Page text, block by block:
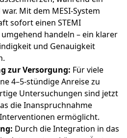
Mit dem MESI-System
sofort einen STEMI
handeln – ein klarer
und Genauigkeit
zur Versorgung: Für viele
4–5-stündige Anreise zu
Untersuchungen sind jetzt
die Inanspruchnahme
ermöglicht.
Durch die Integration in das